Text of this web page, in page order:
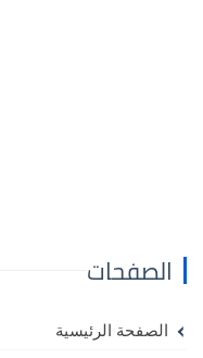
الصفحات
الصفحة الرئيسية